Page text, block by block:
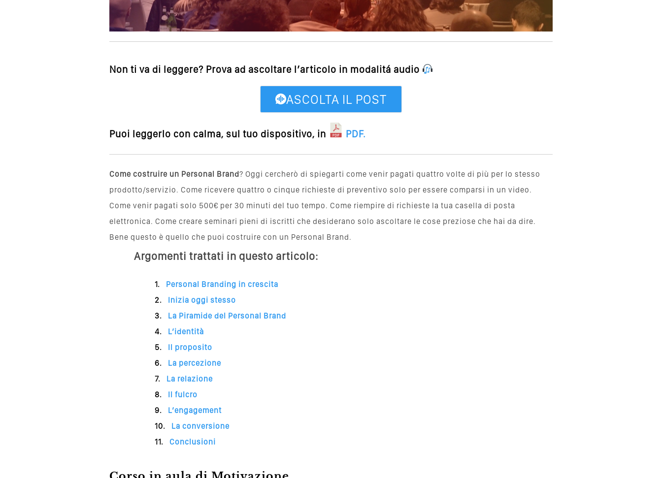
Non ti va di leggere? Prova ad ascoltare l’articolo in modalitá audio
ASCOLTA IL POST
Puoi leggerlo con calma, sul tuo dispositivo, in PDF.
Come costruire un Personal Brand? Oggi cercherò di spiegarti come venir pagati quattro volte di più per lo stesso
prodotto/servizio. Come ricevere quattro o cinque richieste di preventivo solo per essere comparsi in un video.
Come venir pagati solo 500€ per 30 minuti del tuo tempo. Come riempire di richieste la tua casella di posta
elettronica. Come creare seminari pieni di iscritti che desiderano solo ascoltare le cose preziose che hai da dire.
Bene questo è quello che puoi costruire con un Personal Brand.
Argomenti trattati in questo articolo:
Personal Branding in crescita
Inizia oggi stesso
La Piramide del Personal Brand
L’identità
Il proposito
La percezione
La relazione
Il fulcro
L’engagement
La conversione
Conclusioni